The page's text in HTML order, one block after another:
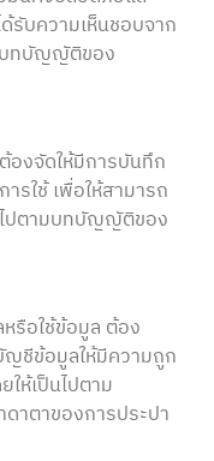
รับความเห็นชอบจาก
บทบัญญัติของ
องจัดให้มีการบันทึก
รใช้ เพื่อให้สามารถ
ไปตามบทบัญญัติของ
รือใช้ข้อมูล ต้อง
ชีข้อมูลให้มีความถูก
ห้เป็นไปตาม
าตาของการประปา